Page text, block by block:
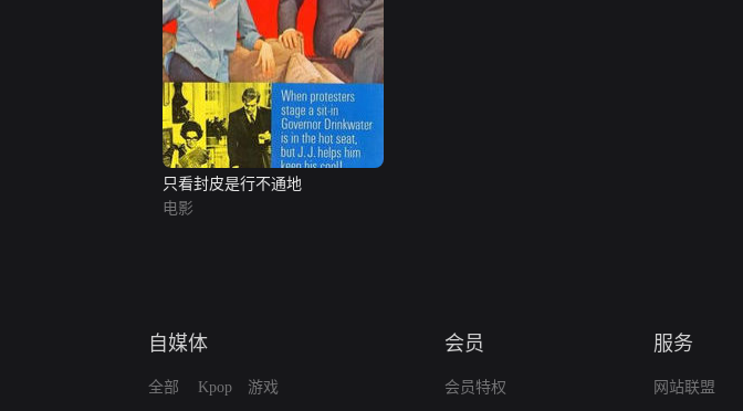
只看封皮是行不通地
电影
自媒体
全部 Kpop 游戏
会员
会员特权
服务
网站联盟